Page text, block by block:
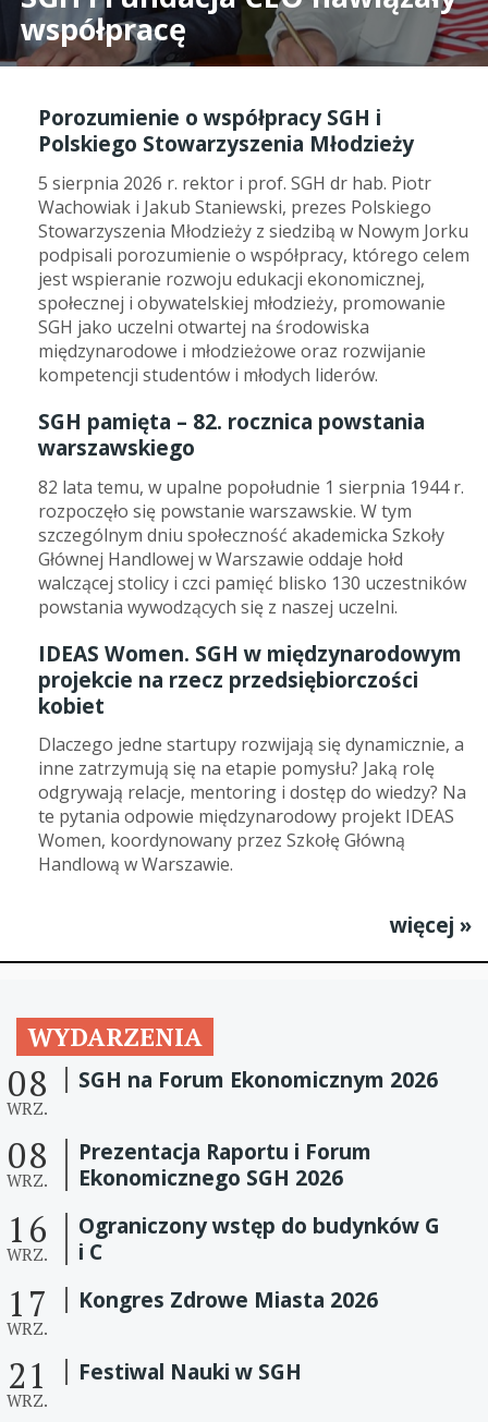
współpracę
Porozumienie o współpracy SGH i
Polskiego Stowarzyszenia Młodzieży
5 sierpnia 2026 r. rektor i prof. SGH dr hab. Piotr
Wachowiak i Jakub Staniewski, prezes Polskiego
Stowarzyszenia Młodzieży z siedzibą w Nowym Jorku
podpisali porozumienie o współpracy, którego celem
jest wspieranie rozwoju edukacji ekonomicznej,
społecznej i obywatelskiej młodzieży, promowanie
SGH jako uczelni otwartej na środowiska
międzynarodowe i młodzieżowe oraz rozwijanie
kompetencji studentów i młodych liderów.
SGH pamięta – 82. rocznica powstania
warszawskiego
82 lata temu, w upalne popołudnie 1 sierpnia 1944 r.
rozpoczęło się powstanie warszawskie. W tym
szczególnym dniu społeczność akademicka Szkoły
Głównej Handlowej w Warszawie oddaje hołd
walczącej stolicy i czci pamięć blisko 130 uczestników
powstania wywodzących się z naszej uczelni.
IDEAS Women. SGH w międzynarodowym
projekcie na rzecz przedsiębiorczości
kobiet
Dlaczego jedne startupy rozwijają się dynamicznie, a
inne zatrzymują się na etapie pomysłu? Jaką rolę
odgrywają relacje, mentoring i dostęp do wiedzy? Na
te pytania odpowie międzynarodowy projekt IDEAS
Women, koordynowany przez Szkołę Główną
Handlową w Warszawie.
więcej »
WYDARZENIA
08
WRZ.
SGH na Forum Ekonomicznym 2026
08
WRZ.
Prezentacja Raportu i Forum
Ekonomicznego SGH 2026
16
WRZ.
Ograniczony wstęp do budynków G
i C
17
WRZ.
Kongres Zdrowe Miasta 2026
21
WRZ.
Festiwal Nauki w SGH